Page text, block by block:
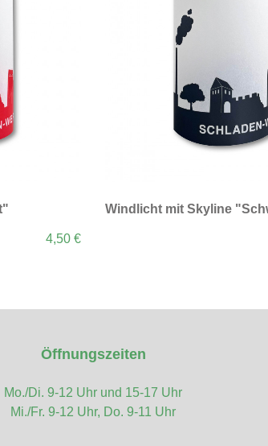
4,50 €
Windlicht mit Skyline
Öffnungszeiten
Mo./Di. 9-12 Uhr und 15-17 Uhr
Mi./Fr. 9-12 Uhr, Do. 9-11 Uhr